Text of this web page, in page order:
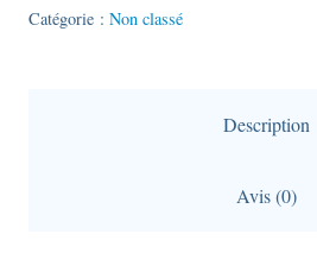
crème
Catégorie : Non classé
Description
Avis (0)